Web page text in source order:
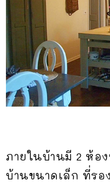
ภายในบ้านมี 2 ห้อ
บ้านขนาดเล็ก ที่รอ